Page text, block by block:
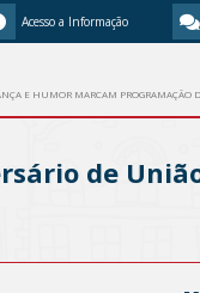
Acesso a Informação
E HUMOR MARCAM
de